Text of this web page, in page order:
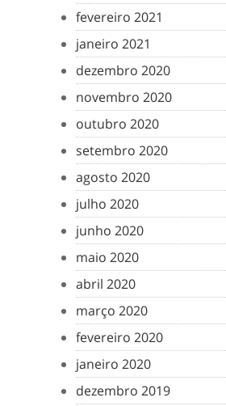
fevereiro 2021
janeiro 2021
dezembro 2020
novembro 2020
outubro 2020
setembro 2020
agosto 2020
julho 2020
junho 2020
maio 2020
abril 2020
março 2020
fevereiro 2020
janeiro 2020
dezembro 2019